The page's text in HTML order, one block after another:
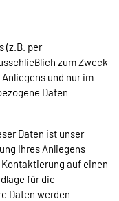
(z.B. per
zum Zweck
und nur im
Daten
Daten ist unser
Ihres Anliegens
Kontaktierung auf einen
für die
Daten werden